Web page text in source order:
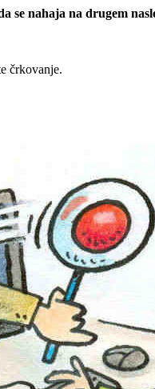
se nahaja na drugem
črkovanje.